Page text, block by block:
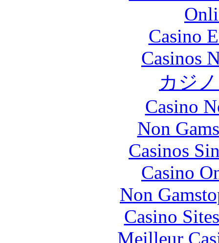
Casino
Casinos
カジ
Casino
Non
Casinos
Casino
Non
Casino
Meilleur